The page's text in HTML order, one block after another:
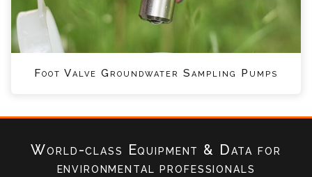
Foot Valve Groundwater Sampling Pumps
World-class Equipment & Datafor
environmental professionals